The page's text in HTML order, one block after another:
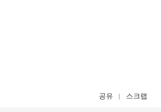
공유 스크랩